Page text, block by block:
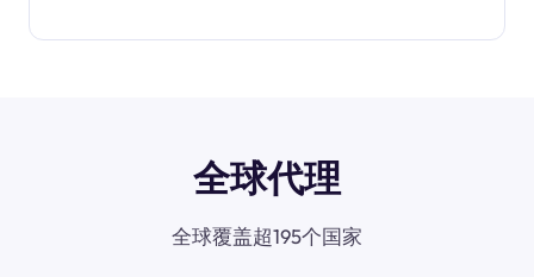
全球代理
全球覆盖超195个国家